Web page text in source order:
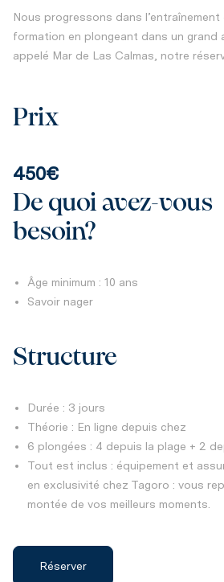
Nous progressons dans
formation en plongeant dans un grand
appelé Mar de Las Calmas, notre
Prix
450€
De quoi avez-vous
besoin?
Âge minimum : 10 ans
Savoir nager
Structure
Durée : 3 jours
Théorie : En ligne depuis chez
6 plongées : 4 depuis la plage + 2
Tout est inclus : équipement et
en exclusivité chez Tagoro : vous
montée de vos meilleurs moments.
Réserver